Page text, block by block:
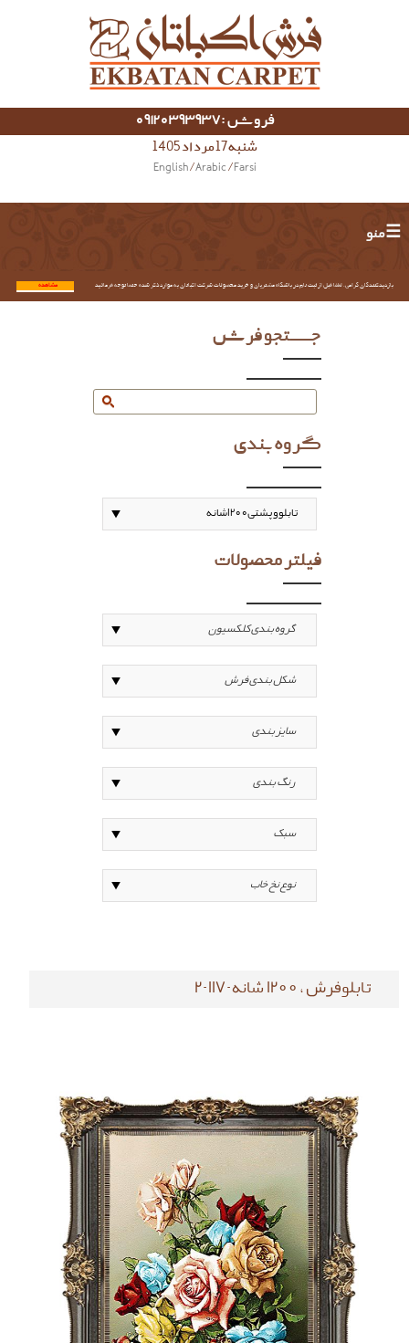
فروش :09120393937
شنبه 17 مرداد 1405
English/ Arabic / Farsi
☰ منو
بازدیدکنندگان گرامی؛ لطفا قبل از ثبت نام در باشگاه مشتریان و خرید محصولات شرکت اکباتان به موارد ذکر شده حتما توجه فرمائید. مشاهده...
جستجو فرش
گروه بندی
فیلتر محصولات
تابلوفرش ، 1200 شانه-117-2